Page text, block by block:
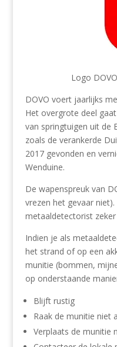
Logo DOVO
DOVO voert jaarlijks
Het overgrote deel
van springtuigen uit de
zoals de verankerde
2017 gevonden en
Wenduine.
De wapenspreuk van
vrezen het gevaar
metaaldetectorist
Indien je als
het strand of op een
munitie (bommen,
op onderstaande
Blijft rustig
Raak de munitie niet
Verplaats de munitie